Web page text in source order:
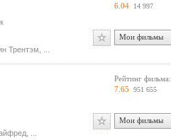
Трентэм
6.04
14 997
Мои фильмы
Рейтинг фильма:
7.65 951 655
Мои фильмы